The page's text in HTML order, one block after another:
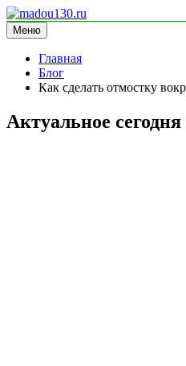
Перейти
к
содержимому
madou130.ru
информационный сайт
Меню
Главная
Блог
Как сделать отмостку
Актуальное сегодня